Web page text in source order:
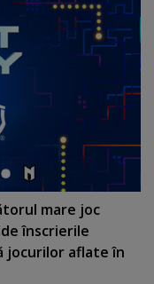
mare joc
înscrierile
jocurilor aflate în